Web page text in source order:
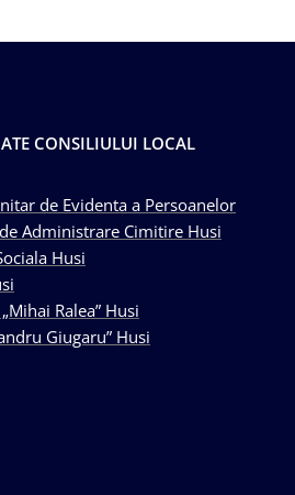
CONSILIULUI LOCAL
de Evidenta a Persoanelor
Administrare Cimitire Husi
Husi
Ralea” Husi
Giugaru” Husi